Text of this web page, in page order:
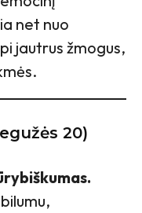
net nuo
jautrus žmogus,
20)